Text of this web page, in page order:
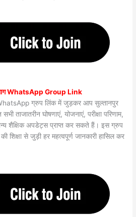
WhatsApp Group Link
WhatsApp ग्रुप लिंक में जुड़कर आप सुल्तानपुर
ताजातरीन घोषणाएं, योजनाएं, परीक्षा परिणाम,
अन्य शैक्षिक अपडेट्स प्राप्त कर सकते हैं। इस ग्रुप
शिक्षा से जुड़ी हर महत्वपूर्ण जानकारी हासिल कर